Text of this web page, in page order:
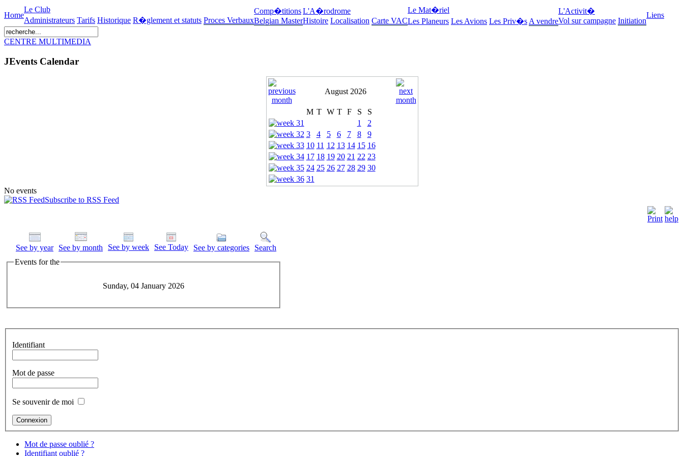
Home
Le Club
Administrateurs Tarifs Historique R�glement et statuts Proces Verbaux
Comp�titions
Belgian Master
L'A�rodrome
Histoire Localisation Carte VAC
Le Mat�riel
Les Planeurs Les Avions Les Priv�s A vendre
L'Activit�
Vol sur campagne Initiation
Liens
CENTRE MULTIMEDIA
JEvents Calendar
August 2026
M T W T F S
S
1
2
3
4 5 6 7 8
9
10 11 12 13 14 15 16
17 18 19 20 21 22 23
24 25 26 27 28 29 30
31
No events
Subscribe to RSS Feed
See by year See by month See by week See Today See by categories
Search
Events for the
Sunday, 04 January 2026
Identifiant
Mot de passe
Se souvenir de moi
Mot de passe oublié ?
Identifiant oublié ?